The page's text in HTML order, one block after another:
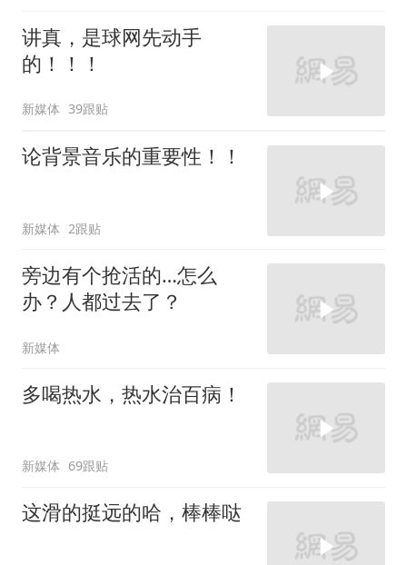
讲真，是球网先动手
的！！！
新媒体 39跟贴
论背景音乐的重要性！！
新媒体 2跟贴
旁边有个抢活的…怎么
办？人都过去了？
新媒体
多喝热水，热水治百病！
新媒体 69跟贴
这滑的挺远的哈，棒棒哒